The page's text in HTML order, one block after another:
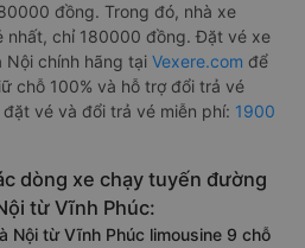
đồng. Trong đó, nhà xe
nhất, chỉ 180000 đồng. Đặt vé xe
Nội chính hãng tại Vexere.com để
chỗ 100% và hỗ trợ đổi trả vé
vé và đổi trả vé miễn phí: 1900
dòng xe chạy tuyến đường
từ Vĩnh Phúc:
Nội từ Vĩnh Phúc limousine 9 chỗ